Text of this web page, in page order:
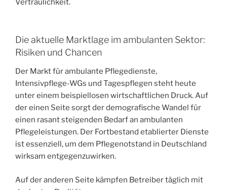
Vertraulichkeit.
Die aktuelle Marktlage im ambulanten Sektor:
Risiken und Chancen
Der Markt für ambulante Pflegedienste,
Intensivpflege-WGs und Tagespflegen steht heute
unter einem beispiellosen wirtschaftlichen Druck. Auf
der einen Seite sorgt der demografische Wandel für
einen rasant steigenden Bedarf an ambulanten
Pflegeleistungen. Der Fortbestand etablierter Dienste
ist essenziell, um dem Pflegenotstand in Deutschland
wirksam entgegenzuwirken.
Auf der anderen Seite kämpfen Betreiber täglich mit